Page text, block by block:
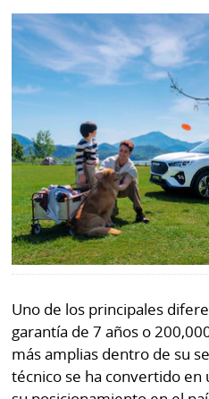
OTROS
SITIOS
Metro
por
Metro
Tienda
Panamá
Tus
Cero
KM
Mi
Diario
Ellas
Club
La
Prensa
Busca
Fácil
⌾
Hoy
por
⌾
Uno de los principales
garantía de 7 años o
más amplias dentro de su
técnico se ha convertido